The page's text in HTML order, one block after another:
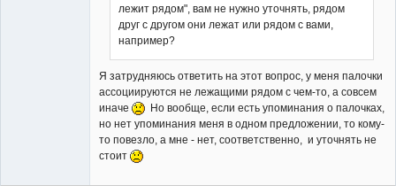
лежит рядом", вам не нужно уточнять, рядом
друг с другом они лежат или рядом с вами,
например?
Я затрудняюсь ответить на этот вопрос, у меня палочки
ассоциируются не лежащими рядом с чем-то, а совсем
иначе
Но вообще, если есть упоминания о палочках,
но нет упоминания меня в одном предложении, то кому-
то повезло, а мне - нет, соответственно, и уточнять не
стоит